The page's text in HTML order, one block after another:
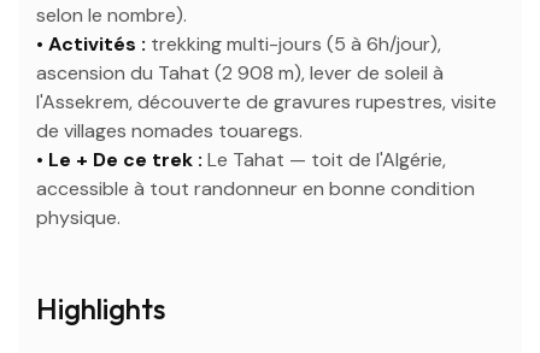
selon le nombre).
• Activités : trekking multi-jours (5 à 6h/jour),
ascension du Tahat (2 908 m), lever de soleil à
l'Assekrem, découverte de gravures rupestres, visite
de villages nomades touaregs.
• Le + De ce trek : Le Tahat — toit de l'Algérie,
accessible à tout randonneur en bonne condition
physique.
Highlights